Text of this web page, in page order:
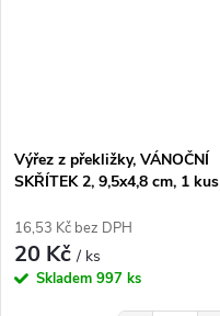
Výřez z překližky, VÁNOČNÍ
SKŘÍTEK 2, 9,5x4,8 cm, 1 kus
16,53 Kč bez DPH
20 Kč/ ks
Skladem 997 ks